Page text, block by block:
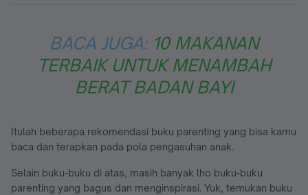
BACA JUGA: 10 MAKANAN
TERBAIK UNTUK MENAMBAH
BERAT BADAN BAYI
Itulah beberapa rekomendasi buku parenting yang bisa kamu
baca dan terapkan pada pola pengasuhan anak.
Selain buku-buku di atas, masih banyak lho buku-buku
parenting yang bagus dan menginspirasi. Yuk, temukan buku